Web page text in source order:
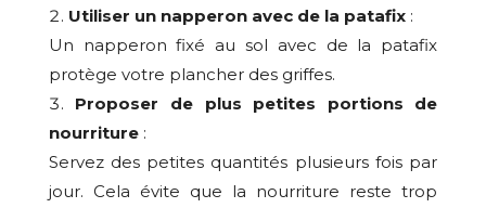
Utiliser un napperon avec de la patafix:
Un napperon fixé au sol avec de la patafix
protège votre plancher des griffes.
Proposer de plus petites portions de
nourriture:
Servez des petites quantités plusieurs fois par
jour. Cela évite que la nourriture reste trop